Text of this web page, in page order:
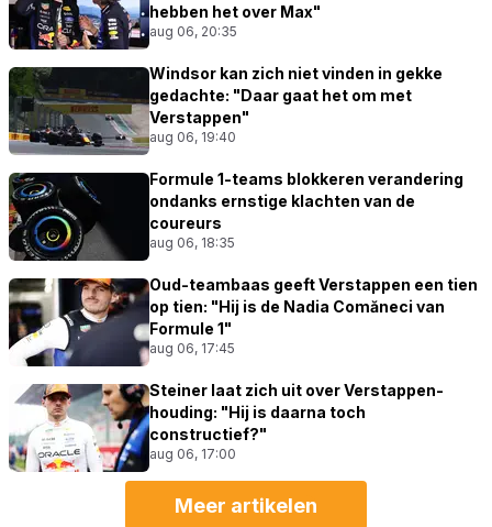
hebben het over Max"
aug 06, 20:35
Windsor kan zich niet vinden in gekke
gedachte: "Daar gaat het om met
Verstappen"
aug 06, 19:40
Formule 1-teams blokkeren verandering
ondanks ernstige klachten van de
coureurs
aug 06, 18:35
Oud-teambaas geeft Verstappen een tien
op tien: "Hij is de Nadia Comăneci van
Formule 1"
aug 06, 17:45
Steiner laat zich uit over Verstappen-
houding: "Hij is daarna toch
constructief?"
aug 06, 17:00
Meer artikelen